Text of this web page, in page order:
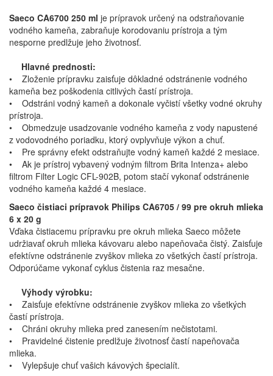
Saeco CA6700 250 ml je prípravok určený na odstraňovanie
vodného kameňa, zabraňuje korodovaniu prístroja a tým
nesporne predlžuje jeho životnosť.
Hlavné prednosti:
• Zloženie prípravku zaisťuje dôkladné odstránenie vodného
kameňa bez poškodenia citlivých častí prístroja.
• Odstráni vodný kameň a dokonale vyčistí všetky vodné okruhy
prístroja.
• Obmedzuje usadzovanie vodného kameňa z vody napustené
z vodovodného poriadku, ktorý ovplyvňuje výkon a chuť.
• Pre správny efekt odstraňujte vodný kameň každé 2 mesiace.
• Ak je prístroj vybavený vodným filtrom Brita Intenza+ alebo
filtrom Filter Logic CFL-902B, potom stačí vykonať odstránenie
vodného kameňa každé 4 mesiace.
Saeco čistiaci prípravok Philips CA6705 / 99 pre okruh mlieka
6 x 20 g
Vďaka čistiacemu prípravku pre okruh mlieka Saeco môžete
udržiavať okruh mlieka kávovaru alebo napeňovača čistý. Zaisťuje
efektívne odstránenie zvyškov mlieka zo všetkých častí prístroja.
Odporúčame vykonať cyklus čistenia raz mesačne.
Výhody výrobku:
• Zaisťuje efektívne odstránenie zvyškov mlieka zo všetkých
častí prístroja.
• Chráni okruhy mlieka pred zanesením nečistotami.
• Pravidelné čistenie predlžuje životnosť častí napeňovača
mlieka.
• Vylepšuje chuť vašich kávových špecialít.